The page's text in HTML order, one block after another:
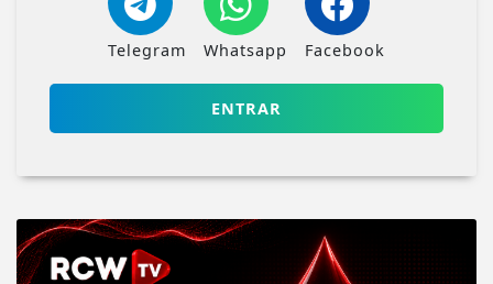
Telegram Whatsapp Facebook
ENTRAR